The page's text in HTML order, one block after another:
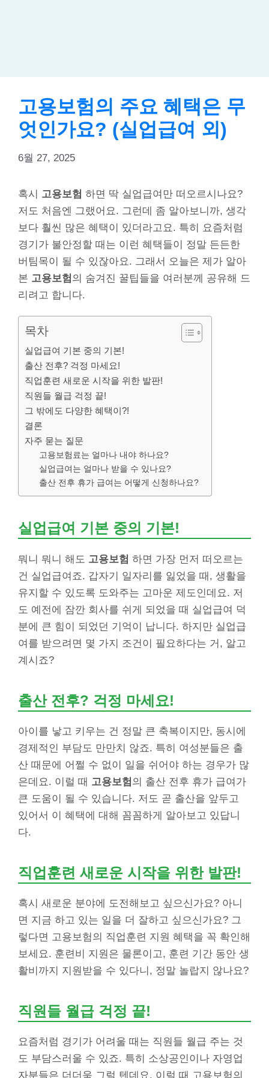
고용보험의 주요 혜택은 무
엇인가요? (실업급여 외)
6월 27, 2025
혹시 고용보험 하면 딱 실업급여만 떠오르시나요?
저도 처음엔 그랬어요. 그런데 좀 알아보니까, 생각
보다 훨씬 많은 혜택이 있더라고요. 특히 요즘처럼
경기가 불안정할 때는 이런 혜택들이 정말 든든한
버팀목이 될 수 있잖아요. 그래서 오늘은 제가 알아
본 고용보험의 숨겨진 꿀팁들을 여러분께 공유해 드
리려고 합니다.
목차
실업급여 기본 중의 기본!
출산 전후? 걱정 마세요!
직업훈련 새로운 시작을 위한 발판!
직원들 월급 걱정 끝!
그 밖에도 다양한 혜택이?!
결론
자주 묻는 질문
고용보험료는 얼마나 내야 하나요?
실업급여는 얼마나 받을 수 있나요?
출산 전후 휴가 급여는 어떻게 신청하나요?
실업급여 기본 중의 기본!
뭐니 뭐니 해도 고용보험 하면 가장 먼저 떠오르는
건 실업급여죠. 갑자기 일자리를 잃었을 때, 생활을
유지할 수 있도록 도와주는 고마운 제도인데요. 저
도 예전에 잠깐 회사를 쉬게 되었을 때 실업급여 덕
분에 큰 힘이 되었던 기억이 납니다. 하지만 실업급
여를 받으려면 몇 가지 조건이 필요하다는 거, 알고
계시죠?
출산 전후? 걱정 마세요!
아이를 낳고 키우는 건 정말 큰 축복이지만, 동시에
경제적인 부담도 만만치 않죠. 특히 여성분들은 출
산 때문에 어쩔 수 없이 일을 쉬어야 하는 경우가 많
은데요. 이럴 때 고용보험의 출산 전후 휴가 급여가
큰 도움이 될 수 있습니다. 저도 곧 출산을 앞두고
있어서 이 혜택에 대해 꼼꼼하게 알아보고 있답니
다.
직업훈련 새로운 시작을 위한 발판!
혹시 새로운 분야에 도전해보고 싶으신가요? 아니
면 지금 하고 있는 일을 더 잘하고 싶으신가요? 그
렇다면 고용보험의 직업훈련 지원 혜택을 꼭 확인해
보세요. 훈련비 지원은 물론이고, 훈련 기간 동안 생
활비까지 지원받을 수 있다니, 정말 놀랍지 않나요?
직원들 월급 걱정 끝!
요즘처럼 경기가 어려울 때는 직원들 월급 주는 것
도 부담스러울 수 있죠. 특히 소상공인이나 자영업
자분들은 더더욱 그럴 텐데요. 이럴 때 고용보험의